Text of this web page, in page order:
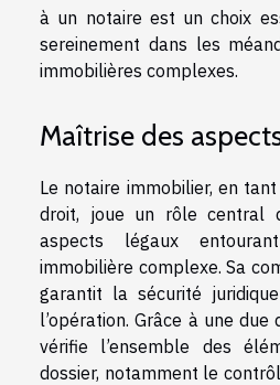
à un notaire est un choix
sereinement dans les
immobilières complexes.
Maîtrise des
Le notaire immobilier, en
droit, joue un rôle central
aspects légaux
immobilière complexe. Sa
garantit la sécurité
l’opération. Grâce à une due
vérifie l’ensemble des
dossier, notamment le